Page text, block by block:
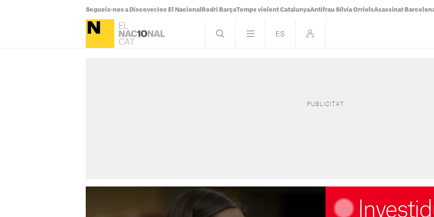
Segueix-nos a DiscoverJoc El Nacional Rodri BarçaTemps violent CatalunyaAntifrau Sílvia OrriolsAsassinat